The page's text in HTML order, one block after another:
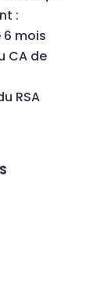
:
6 mois
CA de
RSA